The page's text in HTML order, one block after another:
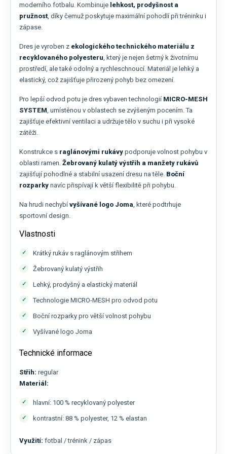
moderního fotbalu. Kombinuje lehkost, prodyšnost a
pružnost, díky čemuž poskytuje maximální pohodlí při tréninku i
zápase.
Dres je vyroben z ekologického technického materiálu z
recyklovaného polyesteru, který je nejen šetrný k životnímu
prostředí, ale také odolný a rychleschnoucí. Materiál je lehký a
elastický, což zajišťuje přirozený pohyb bez omezení.
Pro lepší odvod potu je dres vybaven technologií MICRO-MESH
SYSTEM, umístěnou v oblastech se zvýšeným pocením. Ta
zajišťuje efektivní ventilaci a udržuje tělo v suchu i při vysoké
zátěži.
Konstrukce s raglánovými rukávy podporuje volnost pohybu v
oblasti ramen. Žebrovaný kulatý výstřih a manžety rukávů
zajišťují pohodlné a stabilní usazení dresu na těle. Boční
rozparky navíc přispívají k větší flexibilitě při pohybu.
Na hrudi nechybí vyšívané logo Joma, které podtrhuje
sportovní design.
Vlastnosti
Krátký rukáv s raglánovým střihem
Žebrovaný kulatý výstřih
Lehký, prodyšný a elastický materiál
Technologie MICRO-MESH pro odvod potu
Boční rozparky pro větší volnost pohybu
Vyšívané logo Joma
Technické informace
Střih: regular
Materiál:
hlavní: 100 % recyklovaný polyester
kontrastní: 88 % polyester, 12 % elastan
Využití: fotbal / trénink / zápas